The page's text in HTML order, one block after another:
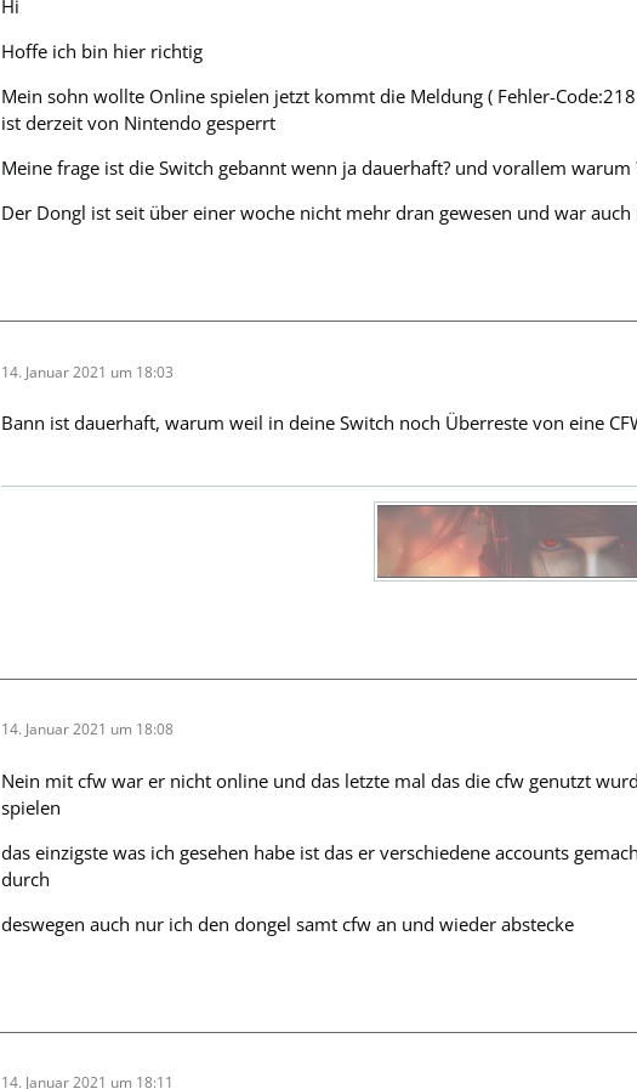
Hi
Hoffe ich bin hier richtig
Mein sohn wollte Online spielen jetzt kommt die Meldung ( Fehler-
ist derzeit von Nintendo gesperrt
Meine frage ist die Switch gebannt wenn ja dauerhaft? und vorallem warum
Der Dongl ist seit über einer woche nicht mehr dran gewesen und war
14. Januar 2021 um 18:03
Bann ist dauerhaft, warum weil in deine Switch noch Überreste von eine
14. Januar 2021 um 18:08
Nein mit cfw war er nicht online und das letzte mal das die cfw genutzt
spielen
das einzigste was ich gesehen habe ist das er verschiedene accounts
durch
deswegen auch nur ich den dongel samt cfw an und wieder abstecke
14. Januar 2021 um 18:11